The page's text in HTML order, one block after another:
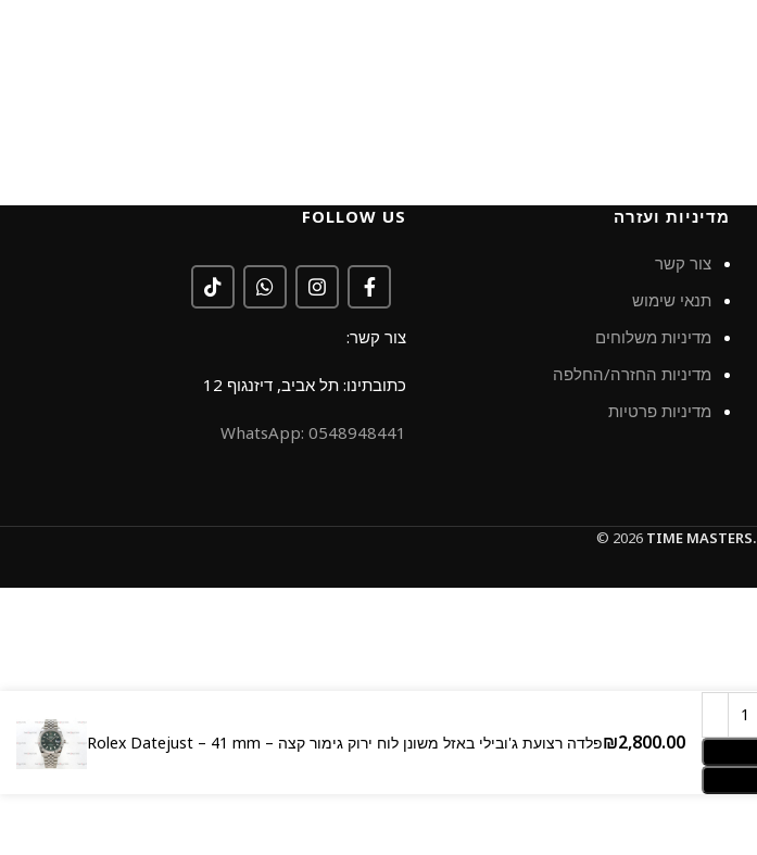
מדיניות ועזרה
צור קשר
תנאי שימוש
מדיניות משלוחים
מדיניות החזרה/החלפה
מדיניות פרטיות
FOLLOW US
צור קשר:
כתובתינו: תל אביב, דיזנגוף 12
0548948441 :WhatsApp
© 2026 TIME MASTERS.
Rolex Datejust – 41 mm – פלדה רצועת ג'ובילי באזל משונן לוח ירוק גימור קצה